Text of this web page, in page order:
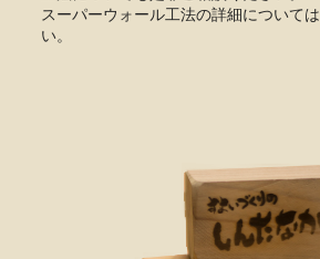
スーパーウォール工法の詳細については
い。